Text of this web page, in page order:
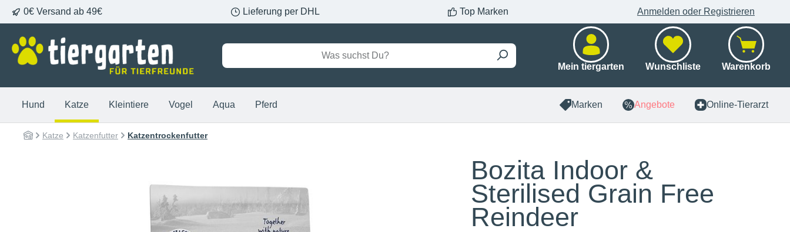
Zur Hauptnavigation springen
0€ Versand ab 49€ Lieferung per DHL Top Marken Anmelden oder Registrieren
Mein tiergarten Wunschliste Warenkorb
Hund Katze Kleintiere Vogel Aqua Pferd Marken Angebote Online-Tierarzt
Katze Katzenfutter Katzentrockenfutter
Bozita Indoor &
Sterilised Grain Free
Reindeer